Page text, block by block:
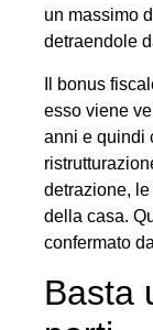
un massimo
detraendole
Il bonus
esso viene
anni e quindi
detrazione,
della casa.
confermato
Basta